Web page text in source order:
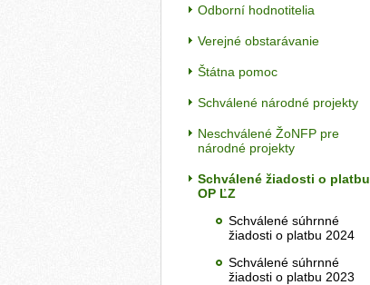
Odborní hodnotitelia
Verejné obstarávanie
Štátna pomoc
Schválené národné projekty
Neschválené ŽoNFP pre
národné projekty
Schválené žiadosti o platbu
OP ĽZ
Schválené súhrnné
žiadosti o platbu 2024
Schválené súhrnné
žiadosti o platbu 2023